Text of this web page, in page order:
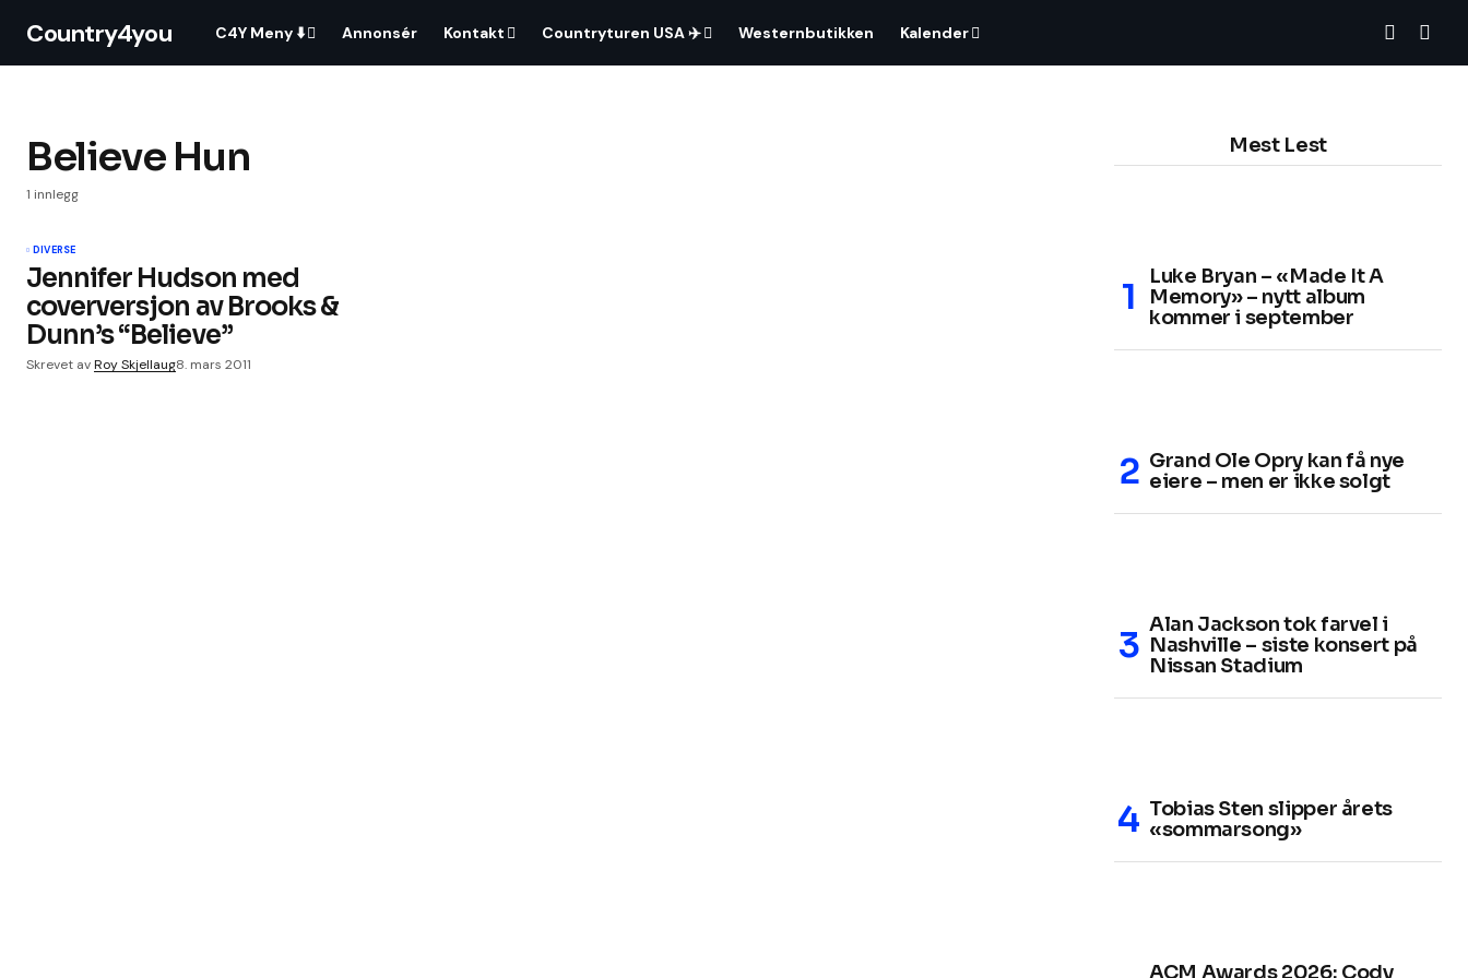
Country4you C4Y Meny ⬇️ Annonsér Kontakt Countryturen USA ✈️ Westernbutikken Kalender
Believe Hun
1 innlegg
DIVERSE
Jennifer Hudson med
coverversjon av Brooks &
Dunn’s “Believe”
Skrevet avRoy Skjellaug8. mars 2011
Mest Lest
Luke Bryan – «Made It A
Memory» – nytt album
kommer i september
Grand Ole Opry kan få nye
eiere – men er ikke solgt
Alan Jackson tok farvel i
Nashville – siste konsert på
Nissan Stadium
Tobias Sten slipper årets
«sommarsong»
ACM Awards 2026: Cody